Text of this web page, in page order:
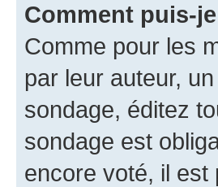
Comment puis-
Comme pour les
par leur auteur,
sondage, éditez
sondage est
encore voté, il est